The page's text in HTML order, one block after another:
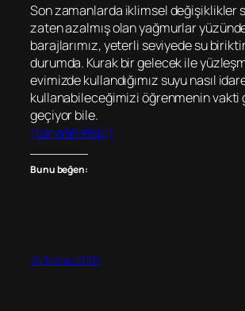
Son zamanlarda iklimsel değişiklikler
zaten azalmış olan yağmurlar
barajlarımız, yeterli seviyede su
durumda. Kurak bir gelecek ile
evimizde kullandığımız suyu nasıl
kullanabileceğimizi öğrenmenin vakti
geçiyor bile.
(daha&helliip;)
Bunu beğen:
24 Mayıs 2007